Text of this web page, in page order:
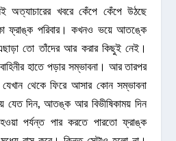
অত্যাচারের খবরে কেঁপে কেঁপে উঠছে
ফ্রাঙ্ক পরিবার। কখনও ভয়ে আতঙ্কে
তো তাঁদের আর করার কিছুই নেই।
হাতে পড়ার সম্ভাবনা। আর তারপর
থেকে ফিরে আসার কোন সম্ভাবনা
যেত দিন, আতঙ্ক আর বিভীষিকাময় দিন
পর্যন্ত পার করতে পারতো ফ্রাঙ্ক